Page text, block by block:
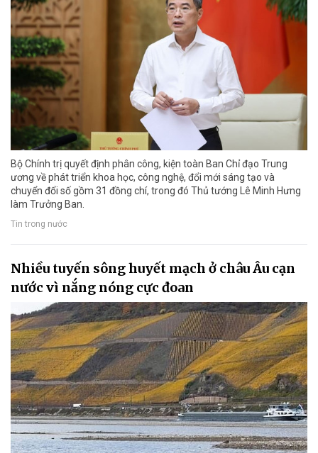
Bộ Chính trị quyết định phân công, kiện toàn Ban Chỉ đạo Trung
ương về phát triển khoa học, công nghệ, đổi mới sáng tạo và
chuyển đổi số gồm 31 đồng chí, trong đó Thủ tướng Lê Minh Hưng
làm Trưởng Ban.
Tin trong nước
Nhiều tuyến sông huyết mạch ở châu Âu cạn
nước vì nắng nóng cực đoan